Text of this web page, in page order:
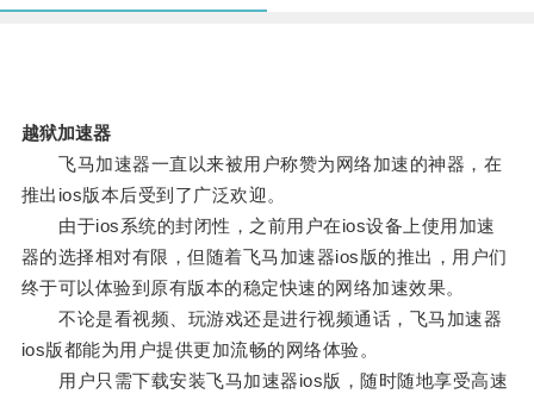
越狱加速器
飞马加速器一直以来被用户称赞为网络加速的神器，在
推出ios版本后受到了广泛欢迎。
由于ios系统的封闭性，之前用户在ios设备上使用加速
器的选择相对有限，但随着飞马加速器ios版的推出，用户们
终于可以体验到原有版本的稳定快速的网络加速效果。
不论是看视频、玩游戏还是进行视频通话，飞马加速器
ios版都能为用户提供更加流畅的网络体验。
用户只需下载安装飞马加速器ios版，随时随地享受高速